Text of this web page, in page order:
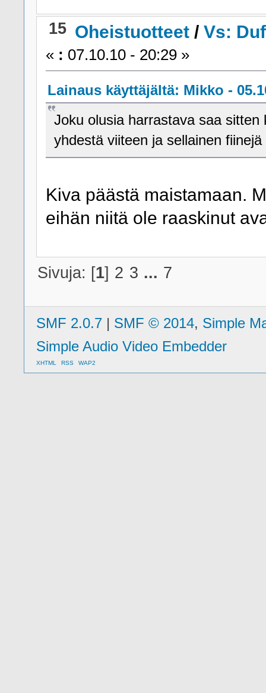
15 Oheistuotteet /Vs:
« : 07.10.10 - 20:29 »
Lainaus käyttäjältä: Mikko -
Joku olusia harrastava saa
yhdestä viiteen ja sellainen
Kiva päästä maistamaan.
eihän niitä ole raaskinut
Sivuja: [1] 2 3 ... 7
SMF 2.0.7 | SMF © 2014, Simple
Simple Audio Video Embedder
XHTML RSS WAP2